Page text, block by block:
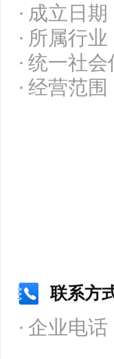
成立日期
所属行业
统一社会
经营范围
联系方
企业电话